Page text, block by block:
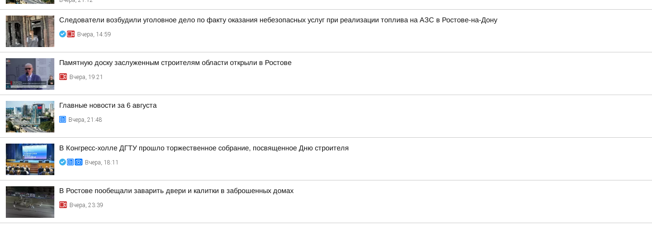
Следователи возбудили уголовное дело по факту оказания небезопасных услуг при реализации топлива на АЗС в Ростове-на-Дону
Вчера, 14:59
Памятную доску заслуженным строителям области открыли в Ростове
Вчера, 19:21
Главные новости за 6 августа
Вчера, 21:48
В Конгресс-холле ДГТУ прошло торжественное собрание, посвященное Дню строителя
Вчера, 18:11
В Ростове пообещали заварить двери и калитки в заброшенных домах
Вчера, 23:39